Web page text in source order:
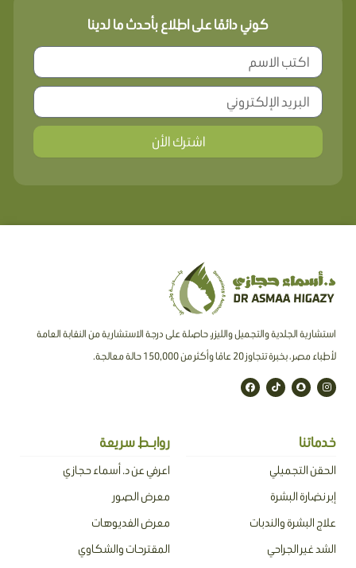
كوني دائمًا على اطلاع بأحدث ما لدينا
اشترك الأن
استشارية الجلدية والتجميل والليزر، حاصلة على درجة الاستشارية من النقابة العامة
لأطباء مصر ، بخبرة تتجاوز 20 عامًا وأكثر من 150,000 حالة معالجة.
I
n
s
a
S
n
a
a
t
T
i
k
F
a
c
خدماتنا
الحقن التجميلي
إبر نضارة البشرة
علاج البشرة والندبات
الشد غير الجراحي
روابـط سريعة
اعرفي عن د. أسماء حجازي
معرض الصور
معرض الفديوهات
المقترحات والشكاوي